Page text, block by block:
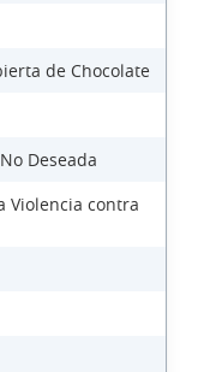
de Chocolate
Deseada
Violencia contra